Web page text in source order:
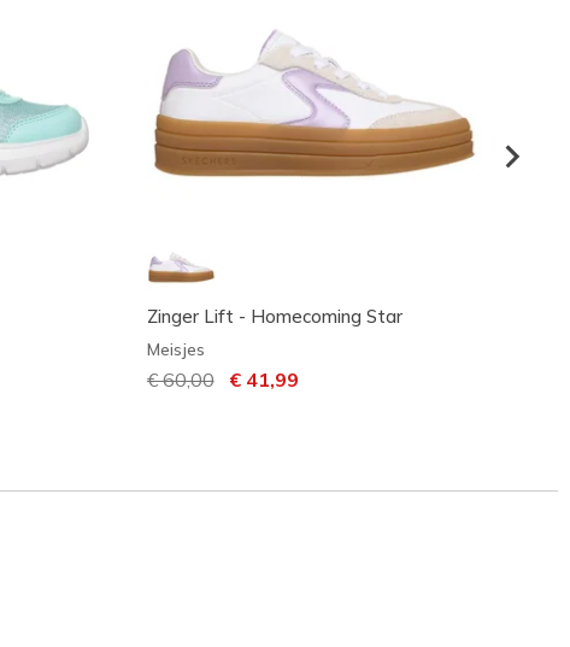
Zinger Lift - Homecoming Star
Meisjes
Prijs verlaagd van
€ 60,00naar
€ 41,99